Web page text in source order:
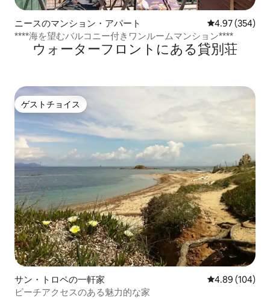
ニースのマンション・アパート レビュー354
4.97 (354)
****海を望むバルコニー付きワンルームマンション****
ウォーターフロントにある貸別荘
ゲストチョイス
ゲストチョイス
サン・トロペの一軒家 レビュー104
4.89 (104)
ビーチアクセスのある魅力的な家